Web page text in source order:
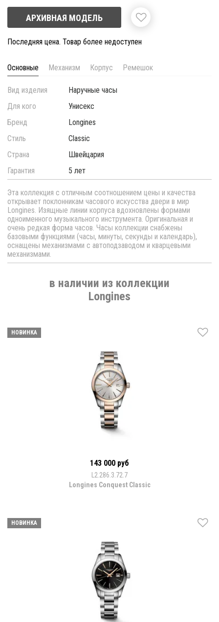
АРХИВНАЯ МОДЕЛЬ
Последняя цена. Товар более недоступен
Основные Механизм Корпус Ремешок
Вид изделия
Наручные часы
Для кого
Унисекс
Бренд
Longines
Стиль
Classic
Страна
Швейцария
Гарантия
5 лет
Эта коллекция с отличным соотношением цены и качества
открывает поклонникам часового искусства двери в мир
Longines. Изящные линии корпуса вдохновлены формами
одноименного музыкального инструмента. Оригинальная и
очень редкая форма часов. Часы коллекции снабжены
базовыми функциями (часы, минуты, секунды и календарь),
оснащены механизмами с автоподзаводом и кварцевыми
механизмами.
в наличии из коллекции
Longines
НОВИНКА
143 000 руб
L2.286.3.72.7
Longines Conquest Classic
НОВИНКА